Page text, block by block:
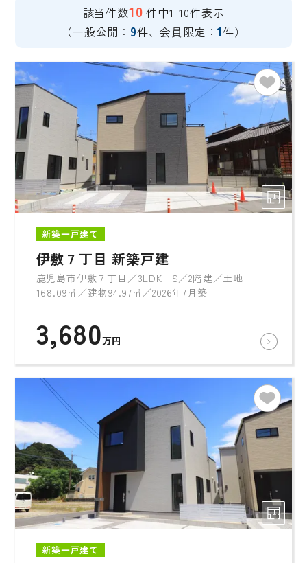
該当件数10 件中1-10件表示
（一般公開： 9件、会員限定：1件）
新築一戸建て
伊敷７丁目 新築戸建
鹿児島市伊敷７丁目／3LDK+S／2階建／土地
168.09㎡／建物94.97㎡／2026年7月築
3,680万円
新築一戸建て